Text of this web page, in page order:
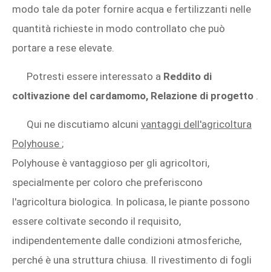
modo tale da poter fornire acqua e fertilizzanti nelle
quantità richieste in modo controllato che può
portare a rese elevate.
Potresti essere interessato a Reddito di
coltivazione del cardamomo, Relazione di progetto
Qui ne discutiamo alcuni vantaggi dell'agricoltura
Polyhouse ;
Polyhouse è vantaggioso per gli agricoltori,
specialmente per coloro che preferiscono
l'agricoltura biologica. In policasa, le piante possono
essere coltivate secondo il requisito,
indipendentemente dalle condizioni atmosferiche,
perché è una struttura chiusa. Il rivestimento di fogli